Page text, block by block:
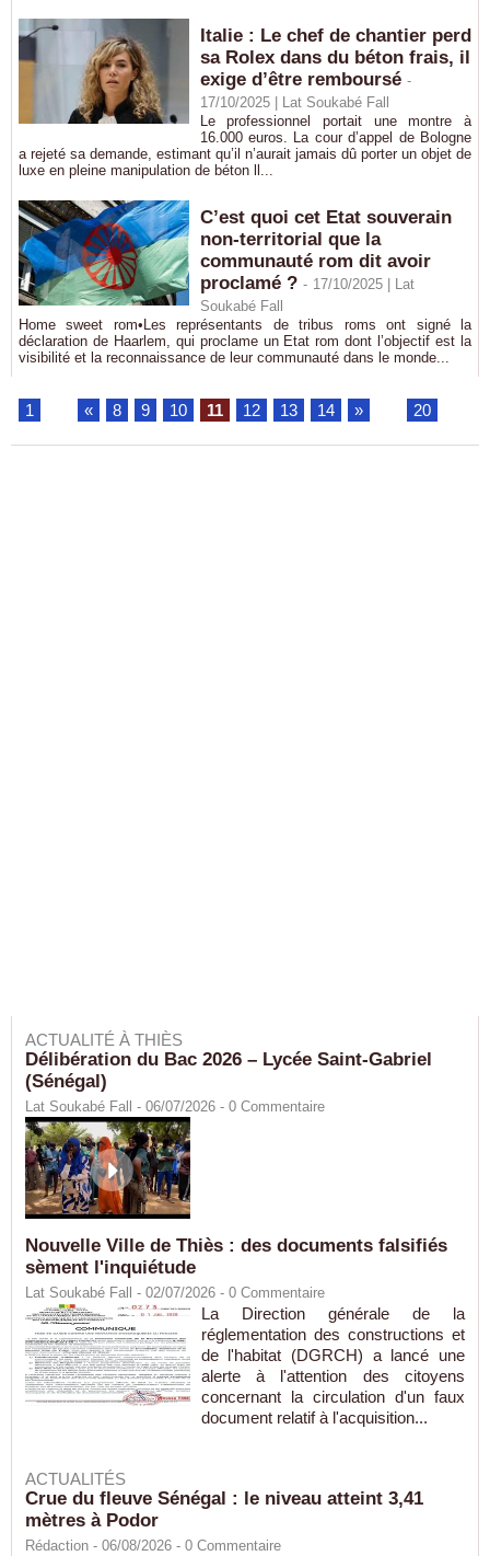
Italie : Le chef de chantier perd
sa Rolex dans du béton frais, il
exige d’être remboursé -
17/10/2025 | Lat Soukabé Fall
Le professionnel portait une montre à
16.000 euros. La cour d’appel de Bologne
a rejeté sa demande, estimant qu’il n’aurait jamais dû porter un objet de
luxe en pleine manipulation de béton ll...
C’est quoi cet Etat souverain
non-territorial que la
communauté rom dit avoir
proclamé ? - 17/10/2025 | Lat
Soukabé Fall
Home sweet rom•Les représentants de tribus roms ont signé la
déclaration de Haarlem, qui proclame un Etat rom dont l’objectif est la
visibilité et la reconnaissance de leur communauté dans le monde...
1 « 8 9 10 11 12 13 14 » 20
ACTUALITÉ À THIÈS
Délibération du Bac 2026 – Lycée Saint-Gabriel
(Sénégal)
Lat Soukabé Fall - 06/07/2026 - 0 Commentaire
Nouvelle Ville de Thiès : des documents falsifiés
sèment l'inquiétude
Lat Soukabé Fall - 02/07/2026 - 0 Commentaire
La Direction générale de la
réglementation des constructions et
de l'habitat (DGRCH) a lancé une
alerte à l'attention des citoyens
concernant la circulation d'un faux
document relatif à l'acquisition...
ACTUALITÉS
Crue du fleuve Sénégal : le niveau atteint 3,41
mètres à Podor
Rédaction - 06/08/2026 - 0 Commentaire